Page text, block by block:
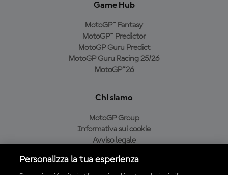
Game Hub
MotoGP™ Fantasy
MotoGP™ Predictor
MotoGP Guru Predict
MotoGP Guru Racing 25/26
MotoGP™26
Chi siamo
MotoGP Group
Informativa sui cookie
Avviso legale
Condizioni di acquisto
Personalizza la tua esperienza